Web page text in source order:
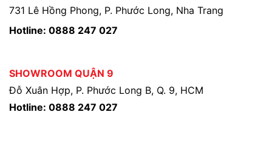
731 Lê Hồng Phong, P. Phước Long, Nha Trang
Hotline: 0888 247 027
SHOWROOM QUẬN 9
Đỗ Xuân Hợp, P. Phước Long B, Q. 9, HCM
Hotline: 0888 247 027